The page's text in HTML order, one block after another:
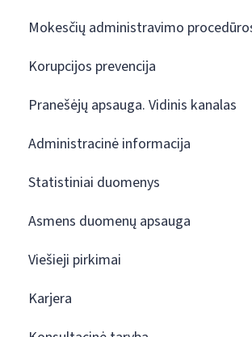
Mokesčių administravimo
Korupcijos prevencija
Pranešėjų apsauga. Vidinis kanalas
Administracinė informacija
Statistiniai duomenys
Asmens duomenų apsauga
Viešieji pirkimai
Karjera